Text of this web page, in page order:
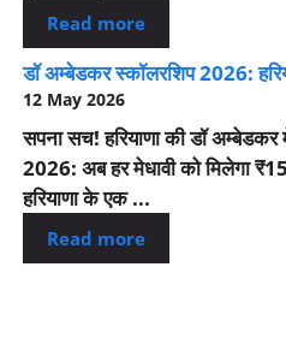
Read more
डॉ अम्बेडकर स्कॉलरशिप 2026:
12 May 2026
सपना सच! हरियाणा की डॉ अम्बेडकर
2026: अब हर मेधावी को मिलेगा
हरियाणा के एक ...
Read more